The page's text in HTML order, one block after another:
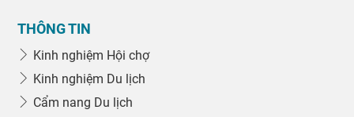
THÔNG TIN
Kinh nghiệm Hội chợ
Kinh nghiệm Du lịch
Cẩm nang Du lịch